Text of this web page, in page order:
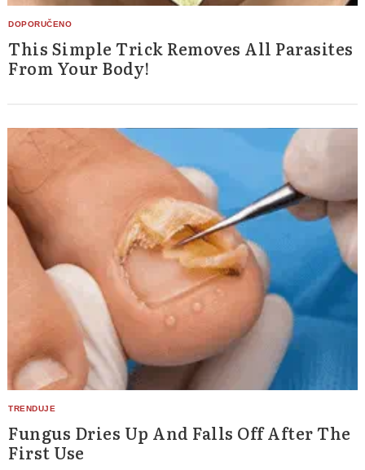
This Simple Trick Removes All Parasites
From Your Body!
Fungus Dries Up And Falls Off After The
First Use